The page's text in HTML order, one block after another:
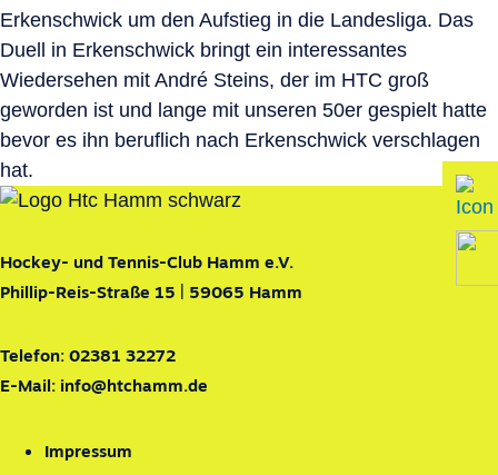
Erkenschwick um den Aufstieg in die Landesliga. Das
Duell in Erkenschwick bringt ein interessantes
Wiedersehen mit André Steins, der im HTC groß
geworden ist und lange mit unseren 50er gespielt hatte
bevor es ihn beruflich nach Erkenschwick verschlagen
hat.
Hockey- und Tennis-Club Hamm e.V.
Phillip-Reis-Straße 15 | 59065 Hamm
Telefon: 02381 32272
E-Mail: info@htchamm.de
Impressum